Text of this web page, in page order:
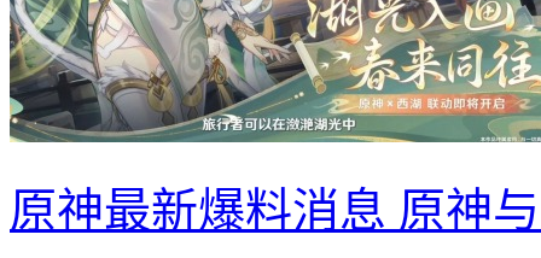
原神最新爆料消息 原神